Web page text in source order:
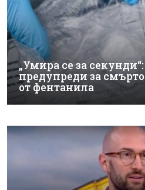
„Умира се за
предупреди за
от фентанила